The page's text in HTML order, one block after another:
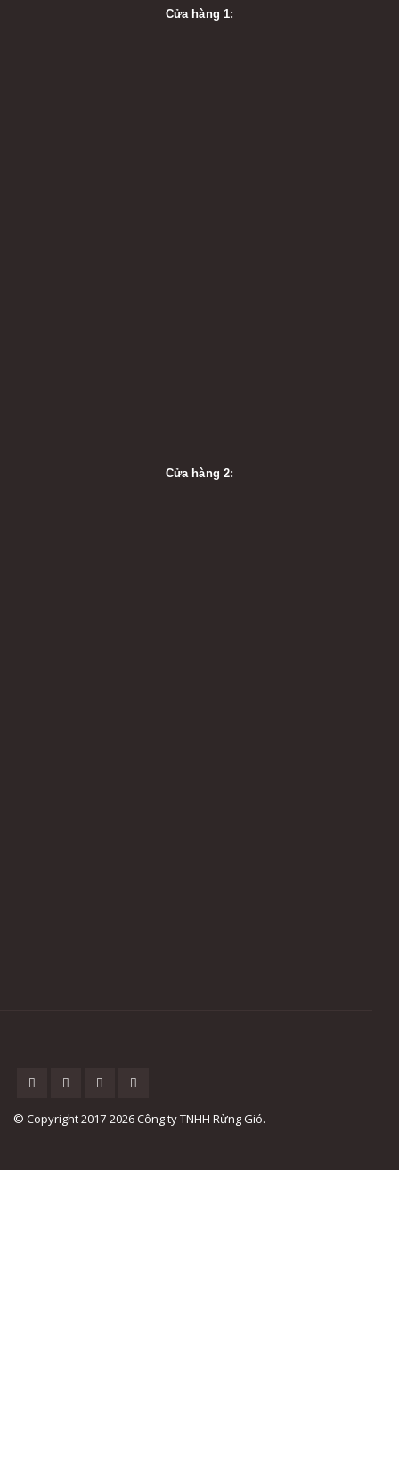
Cửa hàng 1:
Cửa hàng 2:
© Copyright 2017-2026 Công ty TNHH Rừng Gió.